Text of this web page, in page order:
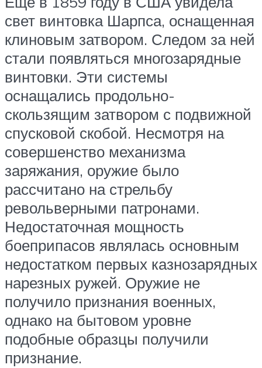
свет винтовка Шарпса, оснащенная
клиновым затвором. Следом за ней
стали появляться многозарядные
винтовки. Эти системы
оснащались продольно-
скользящим затвором с подвижной
спусковой скобой. Несмотря на
совершенство механизма
заряжания, оружие было
рассчитано на стрельбу
револьверными патронами.
Недостаточная мощность
боеприпасов являлась основным
недостатком первых казнозарядных
нарезных ружей. Оружие не
получило признания военных,
однако на бытовом уровне
подобные образцы получили
признание.